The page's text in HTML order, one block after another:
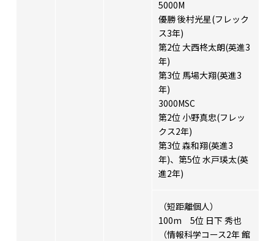
5000M
優勝 後村光星(フレック
ス3年)
第2位 大西柊太朗(英進3
年)
第3位 馬場大翔(英進3
年)
3000MSC
第2位 小野真忠(フレッ
クス2年)
第3位 森和翔(英進3
年)、第5位 水戸瑛太(英
進2年)
（短距離個人）
100m 5位 日下 秀也
（情報科学コース2年 館